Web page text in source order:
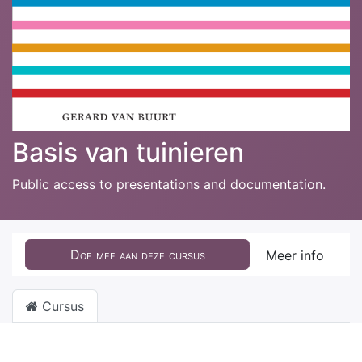
Basis van tuinieren
Public access to presentations and documentation.
Doe mee aan deze cursus Meer info
Cursus